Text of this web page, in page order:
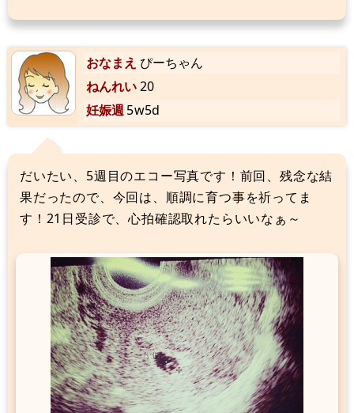
おなまえ ぴーちゃん
ねんれい20
妊娠週5w5d
だいたい、5週目のエコー写真です！前回、残念な結
果だったので、今回は、順調に育つ事を祈ってま
す！21日受診で、心拍確認取れたらいいなぁ～